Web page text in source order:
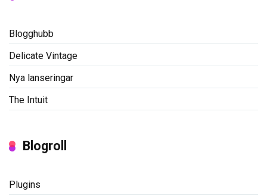
Blogghubb
Delicate Vintage
Nya lanseringar
The Intuit
Blogroll
Plugins